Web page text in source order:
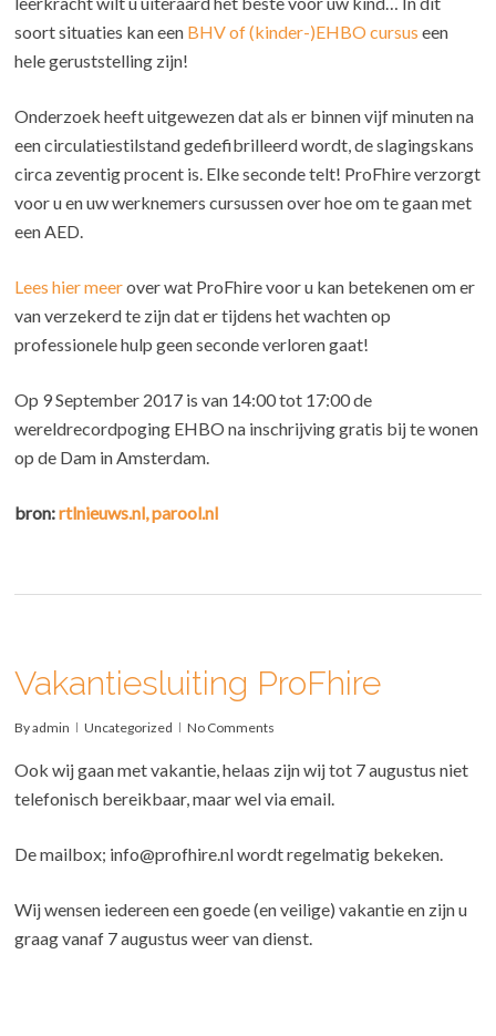
soort situaties kan een BHV of (kinder-)EHBO cursus een
hele geruststelling zijn!
Onderzoek heeft uitgewezen dat als er binnen vijf minuten na
een circulatiestilstand gedefibrilleerd wordt, de slagingskans
circa zeventig procent is. Elke seconde telt! ProFhire verzorgt
voor u en uw werknemers cursussen over hoe om te gaan met
een AED.
Lees hier meerover wat ProFhire voor u kan betekenen om er
van verzekerd te zijn dat er tijdens het wachten op
professionele hulp geen seconde verloren gaat!
Op 9 September 2017 is van 14:00 tot 17:00 de
wereldrecordpoging EHBO na inschrijving gratis bij te wonen
op de Dam in Amsterdam.
bron:rtlnieuws.nl,parool.nl
Vakantiesluiting ProFhire
Byadmin Uncategorized No Comments
Ook wij gaan met vakantie, helaas zijn wij tot 7 augustus niet
telefonisch bereikbaar, maar wel via email.
De mailbox; info@profhire.nl wordt regelmatig bekeken.
Wij wensen iedereen een goede (en veilige) vakantie en zijn u
graag vanaf 7 augustus weer van dienst.